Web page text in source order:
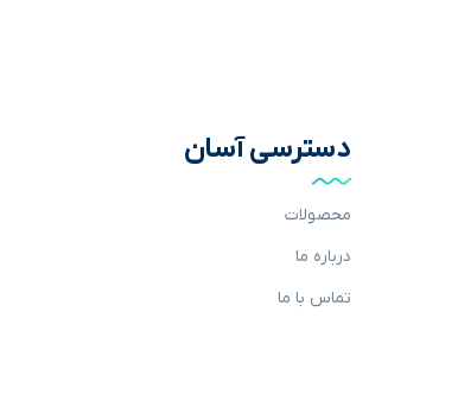
دسترسی آسان
محصولات
درباره ما
تماس با ما